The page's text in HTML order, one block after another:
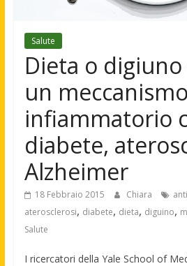
Salute
Dieta o
un
infiammatorio
diabete,
Alzheimer
18 Febbraio 2015 Chiara
aterosclerosi, diabete, dieta, diguino,
Salute
I ricercatori della Yale School of